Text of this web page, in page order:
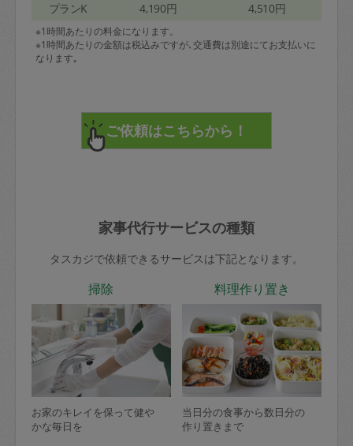
プランK 4,190円 4,510円
※1時間あたりの料金になります。
※1時間あたりの金額は税込みですが､交通費は別途にてお支払いに
なります｡
家事代行サービスの種類
タスカジで依頼できるサービスは下記となります。
掃除
お家のキレイを保って健や
かな毎日を
料理作り置き
当日分の食事から数日分の
作り置きまで